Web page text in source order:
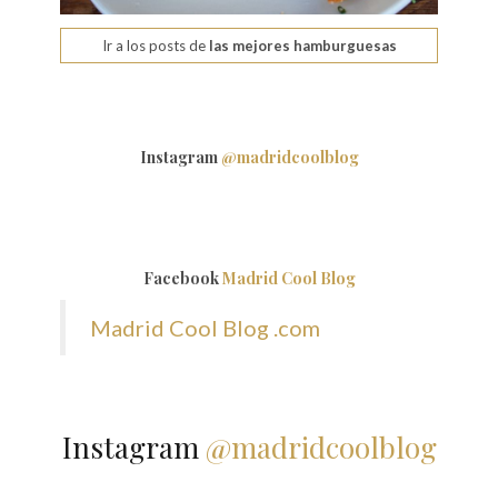
Ir a los posts delas mejores hamburguesas
Instagram @madridcoolblog
FacebookMadrid Cool Blog
Madrid Cool Blog .com
Instagram @madridcoolblog